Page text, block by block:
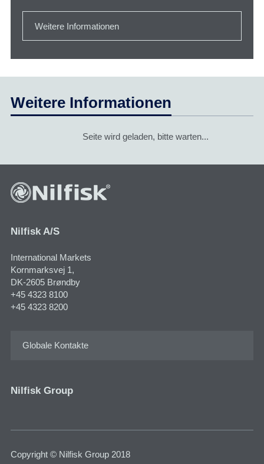
Weitere Informationen
Weitere Informationen
Seite wird geladen, bitte warten...
Nilfisk A/S
International Markets
Kornmarksvej 1​,
DK-2605 Brøndby
+45 4323 8100
+45 4323 8200
Globale Kontakte
Nilfisk Group
Copyright © Nilfisk Group 2018